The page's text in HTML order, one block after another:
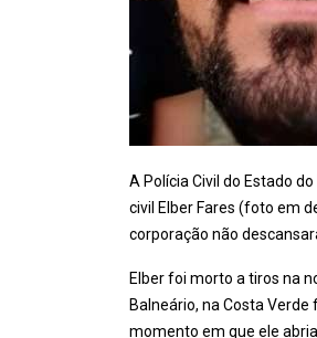
A Polícia Civil do Estado
civil Elber Fares (foto em
corporação não
Elber foi morto a tiros na
Balneário, na Costa
momento em que ele